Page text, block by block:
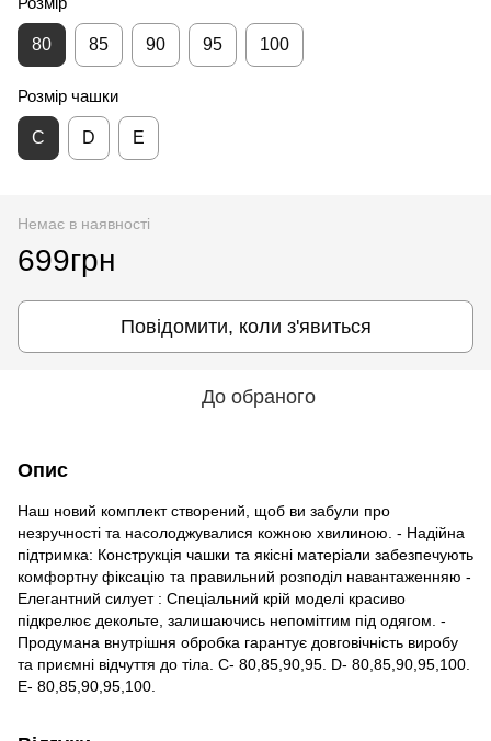
80 85 90 95 100
Розмір чашки
С D E
Немає в наявності
699грн
Повідомити, коли з'явиться
До обраного
Опис
Наш новий комплект створений, щоб ви забули про
незручності та насолоджувалися кожною хвилиною. - Надійна
підтримка: Конструкція чашки та якісні матеріали забезпечують
комфортну фіксацію та правильний розподіл навантаженняю -
Елегантний силует : Спеціальний крій моделі красиво
підкрелює декольте, залишаючись непомітгим під одягом. -
Продумана внутрішня обробка гарантує довговічність виробу
та приємні відчуття до тіла. C- 80,85,90,95. D- 80,85,90,95,100.
E- 80,85,90,95,100.